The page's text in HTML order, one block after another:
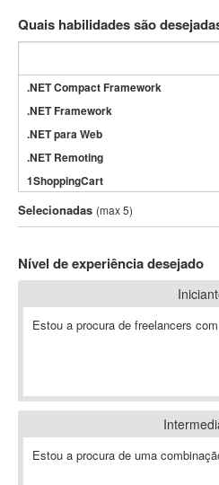
Quais habilidades são
.NET Compact Framework
.NET Framework
.NET para Web
.NET Remoting
1ShoppingCart
3DS Max
3GSM
802.11
A-GPS
ABAP
Abaqus
ABBYY FineReader
Selecionadas (max 5)
Nível de experiência desejado
Estou a procura de freelancers
Estou a procura de uma